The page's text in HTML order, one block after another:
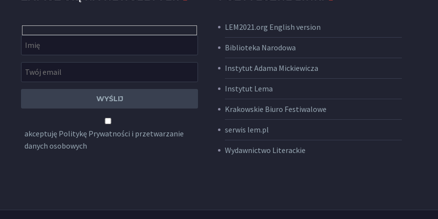
akceptuję Politykę Prywatności i przetwarzanie
danych osobowych
LEM2021.org English version
Biblioteka Narodowa
Instytut Adama Mickiewicza
Instytut Lema
Krakowskie Biuro Festiwalowe
serwis lem.pl
Wydawnictwo Literackie